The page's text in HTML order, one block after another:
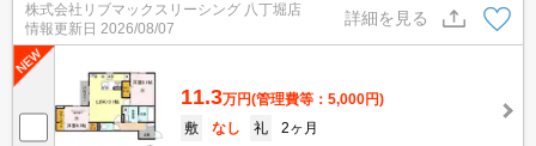
水回り設備充実♪モニタ付オートロック完備でセキュリティーは安心
♪近隣にスーパーやコンビニがあり住環境良好☆彡
株式会社リブマックスリーシング 八丁堀店
情報更新日 2026/08/07
詳細を見る
11.3万円(管理費等：5,000円)
敷
なし 礼
2ヶ月